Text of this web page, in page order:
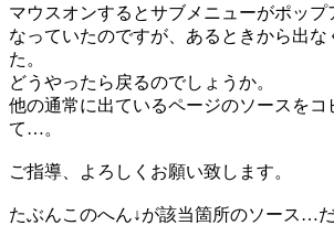
マウスオンするとサブメニューがポップ
なっていたのですが、あるときから出な
た。
どうやったら戻るのでしょうか。
他の通常に出ているページのソースをコ
て…。
ご指導、よろしくお願い致します。
たぶんこのへん↓が該当箇所のソース…だ